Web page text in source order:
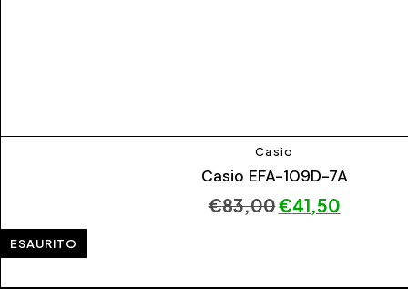
Casio
Casio EFA-109D-7A
€83,00€41,50
ESAURITO